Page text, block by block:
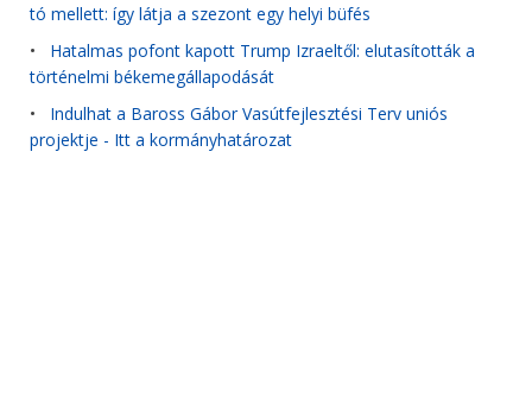
tó mellett: így látja a szezont egy helyi büfés
• Hatalmas pofont kapott Trump Izraeltől: elutasították a
történelmi békemegállapodását
• Indulhat a Baross Gábor Vasútfejlesztési Terv uniós
projektje - Itt a kormányhatározat